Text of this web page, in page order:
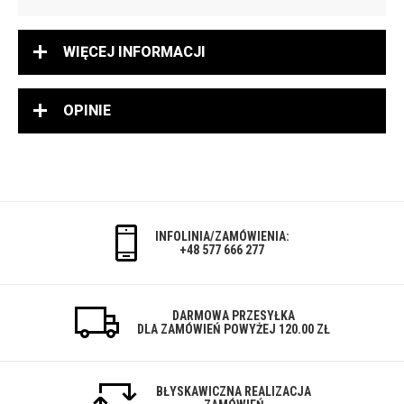
WIĘCEJ INFORMACJI
OPINIE
INFOLINIA/ZAMÓWIENIA:
+48 577 666 277
DARMOWA PRZESYŁKA
DLA ZAMÓWIEŃ POWYŻEJ 120.00 ZŁ
BŁYSKAWICZNA REALIZACJA